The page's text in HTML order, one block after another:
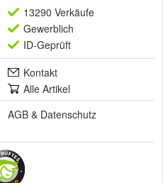
13290 Verkäufe
Gewerblich
ID-Geprüft
Kontakt
Alle Artikel
AGB & Datenschutz